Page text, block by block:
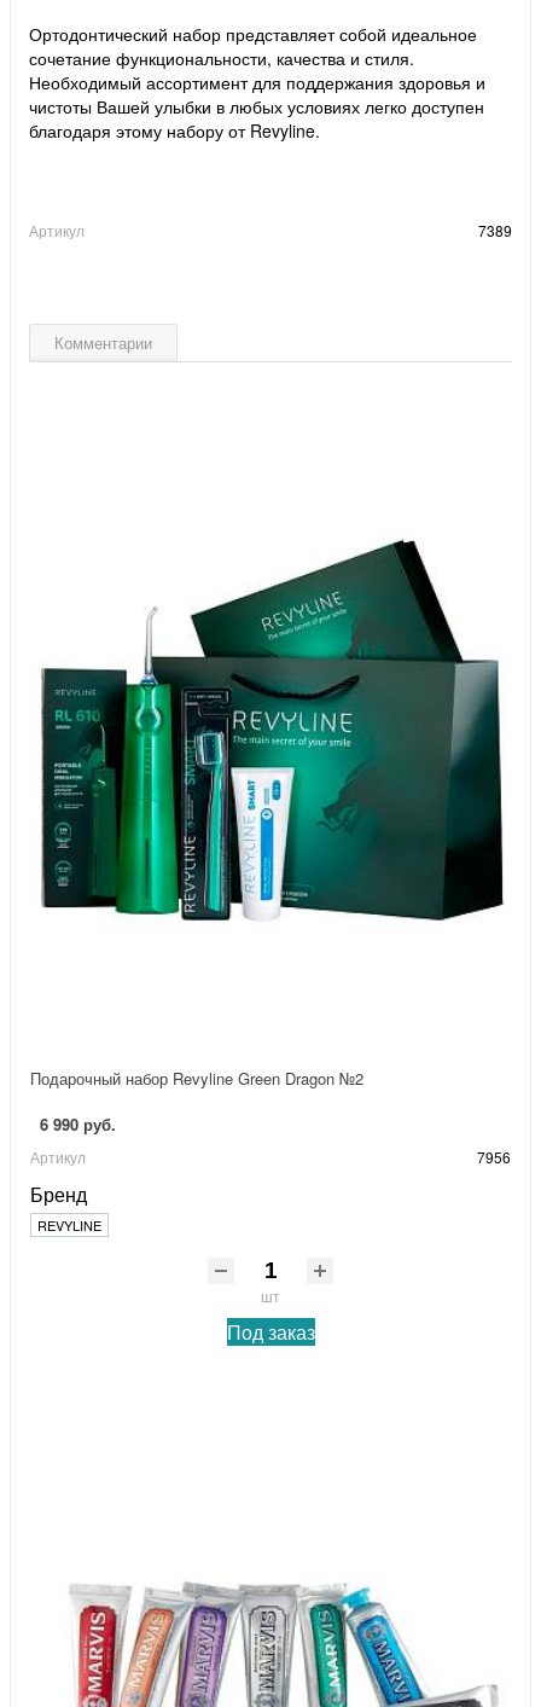
Ортодонтический набор представляет собой идеальное
сочетание функциональности, качества и стиля.
Необходимый ассортимент для поддержания здоровья и
чистоты Вашей улыбки в любых условиях легко доступен
благодаря этому набору от Revyline.
Артикул 7389
Комментарии
Подарочный набор Revyline Green Dragon №2
6 990 руб.
Артикул 7956
Бренд
REVYLINE
шт
Под заказ